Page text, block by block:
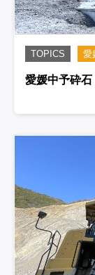
TOPICS 愛
愛媛中予砕石